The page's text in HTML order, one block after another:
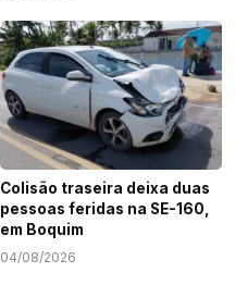
Colisão traseira deixa duas
pessoas feridas na SE-160,
em Boquim
04/08/2026